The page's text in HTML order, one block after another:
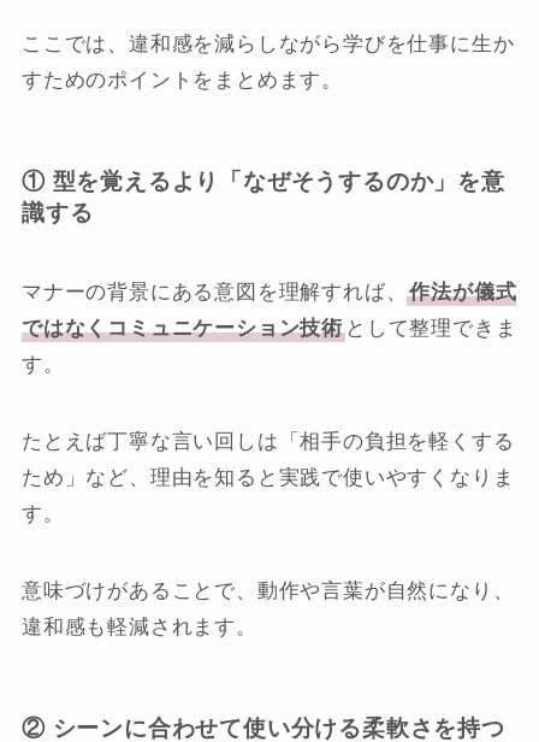
ここでは、違和感を減らしながら学びを仕事に生か
すためのポイントをまとめます。
① 型を覚えるより「なぜそうするのか」を意
識する
マナーの背景にある意図を理解すれば、作法が儀式
ではなくコミュニケーション技術 として整理できま
す。
たとえば丁寧な言い回しは「相手の負担を軽くする
ため」など、理由を知ると実践で使いやすくなりま
す。
意味づけがあることで、動作や言葉が自然になり、
違和感も軽減されます。
② シーンに合わせて使い分ける柔軟さを持つ